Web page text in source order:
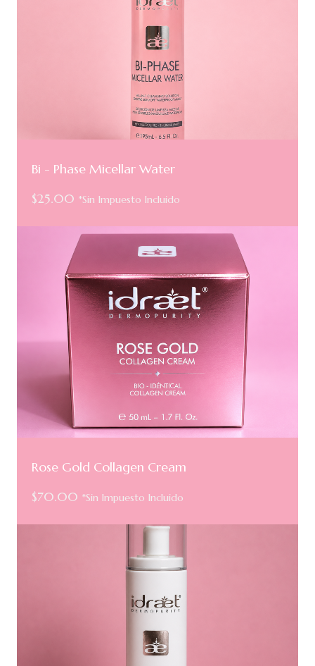
Bi - Phase Micellar Water
$25.00 *Sin Impuesto Incluido
Rose Gold Collagen Cream
$70.00 *Sin Impuesto Incluido